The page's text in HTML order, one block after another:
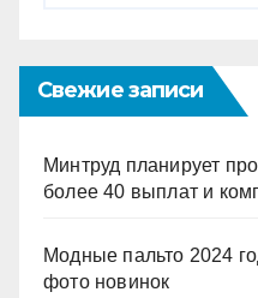
Свежие записи
Минтруд планирует
более 40 выплат и
Модные пальто 2024
фото новинок